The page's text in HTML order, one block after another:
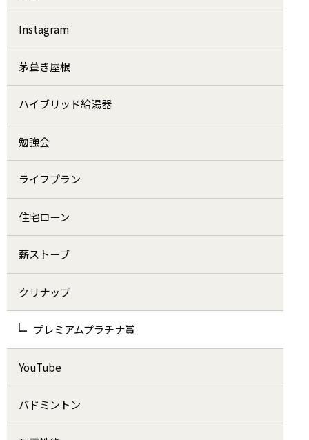
Instagram
茅葺き屋根
ハイブリッド給湯器
勉強会
ライフプラン
住宅ローン
薪ストーブ
クリナップ
プレミアムプラチナ賞
YouTube
バドミントン